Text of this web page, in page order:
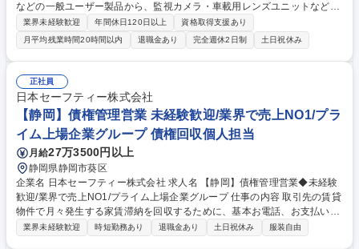
などの一般ユーザー製品から、監視カメラ・車載用レンズユニットなどの
産業分野製品に至るまで幅広く手掛けている当社にて品質保証をご担当い
ただきます。 【具体的に】■新規開発製品および４M変更製品の評価業
務、評価報告書の作成 ※光学性能/機構性能/信頼性評価（各種温度環境評
価、振動衝撃評価、耐久評価等） ■品質データ分析業務 ■新規開発モデル
設計段階における設計妥当性検証（FMEA/DRBFM) ■製品評価用設備およ
び治工具の仕様検討 ■海外工場への製品評価業務指導（海外出張 約2週
間） ■その他 品質保証業務全般 ※業務内容の変更の範囲：当社業務全般
募集職種 さいたま市【品質保証】プライム市場上場の総合光学メーカー/
年間休日130日
業界未経験歓迎 年間休日120日以上
資格取得支援あり
月平均残業時間20時間以内
退職金あり 完全週休2日制 土日祝休み
正社員
日本セーフティー株式会社
【静岡】債権管理営業 未経験歓迎/業界で売上NO1/プラ
イム上場企業グループ 債権回収個人担当
月給27万3500円以上
静岡県静岡市葵区
企業名 日本セーフティー株式会社 求人名 【静岡】債権管理営業◆未経験
歓迎/業界で売上NO1/プライム上場企業グループ 仕事の内容 取引先の賃貸
物件で月々発生する家賃滞納を回収するために、基本お電話、お支払い頂
けない場合は訪問で個人向けコンサルティング営業をして頂きます！親会
業界未経験歓迎 時短勤務あり 退職金あり 土日祝休み 服装自由